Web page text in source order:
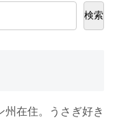
検索
州在住。うさぎ好き